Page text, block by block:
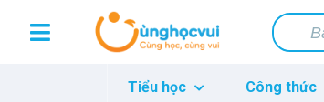
Tiểu học Công thức